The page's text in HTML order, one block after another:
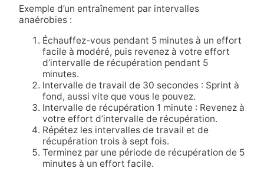
Exemple d’un entraînement par intervalles
anaérobies :
Échauffez-vous pendant 5 minutes à un effort
facile à modéré, puis revenez à votre effort
d’intervalle de récupération pendant 5
minutes.
Intervalle de travail de 30 secondes : Sprint à
fond, aussi vite que vous le pouvez.
Intervalle de récupération 1 minute : Revenez à
votre effort d’intervalle de récupération.
Répétez les intervalles de travail et de
récupération trois à sept fois.
Terminez par une période de récupération de 5
minutes à un effort facile.